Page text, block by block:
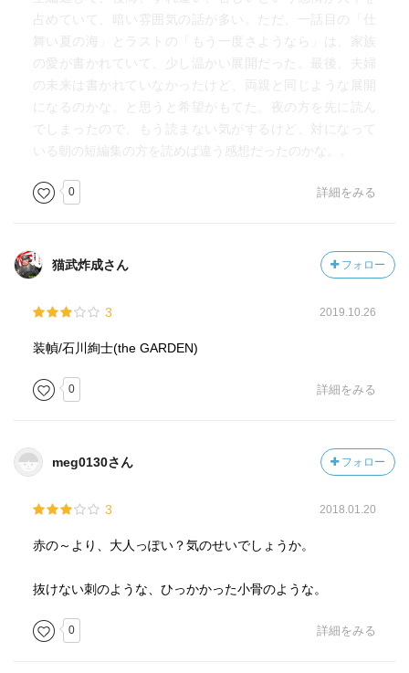
占めていて、暗い雰囲気の話が多い。ただ、一話目の「仕
舞い夏の海」とラストの「もう一度さようなら」は、家族
の愛が書かれていて、少し温かい展開だった。最後、夫婦
の未来は書かれていなかったけど、両親と同じような展開
になるのかな。と思うと希望がもてた。夜の方を先に読ん
でしまったので、もう読まない気がするけど、対になって
いる朝の短編集の方を読めば違う感想だったのかな。。
0 詳細をみる
猫武炸成さん フォロー
3 2019.10.26
装幀/石川絢士(the GARDEN)
0 詳細をみる
meg0130さん フォロー
3 2018.01.20
赤の～より、大人っぽい？気のせいでしょうか。
抜けない刺のような、ひっかかった小骨のような。
0 詳細をみる